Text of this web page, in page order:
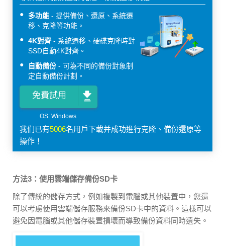
多功能
提供備份、還原、系統遷
移、克隆等功能。
4K對齊
系統遷移、硬碟克隆時對
SSD自動4K對齊。
自動備份
可為不同的備份對象制
定自動備份計劃。
免費試用
我们已有5006名用戶下載并成功進行克隆、備份還原等
操作！
方法3：使用雲端儲存備份SD卡
除了傳統的儲存方式，例如複製到電腦或其他裝置中，您還
可以考慮使用雲端儲存服務來備份SD卡中的資料。這樣可以
避免因電腦或其他儲存裝置損壞而導致備份資料同時遺失。